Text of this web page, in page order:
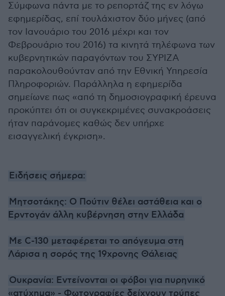
Σύμφωνα πάντα με το ρεπορτάζ της εν λόγω
εφημερίδας, επί τουλάχιστον δύο μήνες (από
τον Ιανουάριο του 2016 μέχρι και τον
Φεβρουάριο του 2016) τα κινητά τηλέφωνα των
κυβερνητικών παραγόντων του ΣΥΡΙΖΑ
παρακολουθούνταν από την Εθνική Υπηρεσία
Πληροφοριών. Παράλληλα η εφημερίδα
σημείωνε πως «από τη δημοσιογραφική έρευνα
προκύπτει ότι οι συγκεκριμένες συνακροάσεις
ήταν παράνομες καθώς δεν υπήρχε
εισαγγελική έγκριση».
Ειδήσεις σήμερα:
Μητσοτάκης: Ο Πούτιν θέλει αστάθεια και ο
Ερντογάν άλλη κυβέρνηση στην Ελλάδα
Με C-130 μεταφέρεται το απόγευμα στη
Λάρισα η σορός της 19χρονης Θάλειας
Ουκρανία: Εντείνονται οι φόβοι για πυρηνικό
«ατύχημα» - Φωτογραφίες δείχνουν τρύπες